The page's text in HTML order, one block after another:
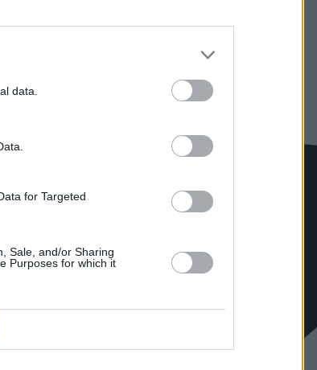
data.
for Targeted
Sale, and/or Sharing
Purposes for which it